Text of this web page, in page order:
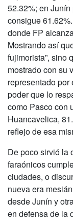
52.32%; en
consigue
donde FP
Mostrando así
fujimorista”, sino
mostrado con su
representado
poder que lo
como Pasco con
Huancavelica,
reflejo de esa
De poco sirvió la
faraónicos
ciudades, o
nueva era
desde Junín y
en defensa de la